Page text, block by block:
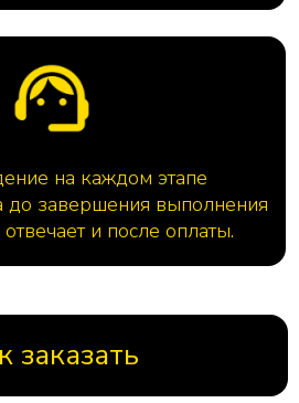
на каждом этапе
до завершения выполнения
и после оплаты.
заказать